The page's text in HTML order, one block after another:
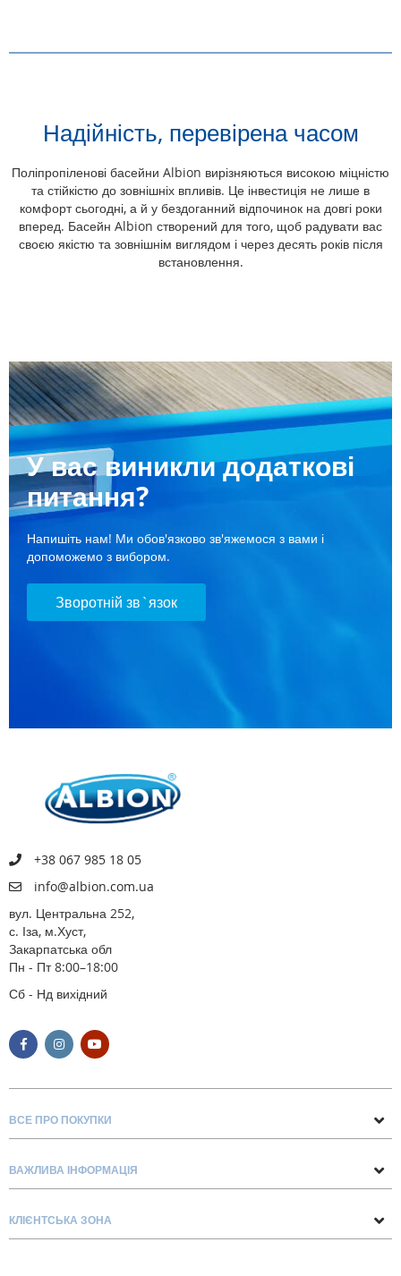
Надійність, перевірена часом
Поліпропіленові басейни Albion вирізняються високою міцністю
та стійкістю до зовнішніх впливів. Це інвестиція не лише в
комфорт сьогодні, а й у бездоганний відпочинок на довгі роки
вперед. Басейн Albion створений для того, щоб радувати вас
своєю якістю та зовнішнім виглядом і через десять років після
встановлення.
У вас виникли додаткові
питання?
Напишіть нам! Ми обов'язково зв'яжемося з вами і
допоможемо з вибором.
Зворотній зв`язок
+38 067 985 18 05
info@albion.com.ua
вул. Центральна 252,
с. Іза, м.Хуст,
Закарпатська обл
Пн - Пт 8:00–18:00
Сб - Нд вихідний
ВСЕ ПРО ПОКУПКИ
Про нас
Блог
ВАЖЛИВА ІНФОРМАЦІЯ
Доставка та оплата
КЛІЄНТСЬКА ЗОНА